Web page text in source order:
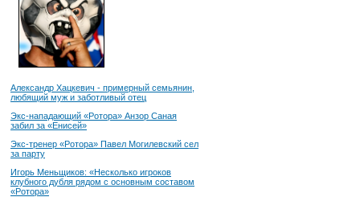
Александр Хацкевич - примерный семьянин,
любящий муж и заботливый отец
Экс-нападающий «Ротора» Анзор Саная
забил за «Енисей»
Экс-тренер «Ротора» Павел Могилевский сел
за парту
Игорь Меньщиков: «Несколько игроков
клубного дубля рядом с основным составом
«Ротора»